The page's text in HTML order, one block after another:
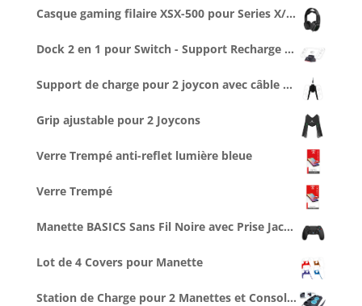
Casque gaming filaire XSX-500 pour Series X/S (compatible PS5, Switch...)
Dock 2 en 1 pour Switch - Support Recharge + Connexion vidéo TV
Support de charge pour 2 joycon avec câble type C de 2,5 m
Grip ajustable pour 2 Joycons
Verre Trempé anti-reflet lumière bleue
Verre Trempé
Manette BASICS Sans Fil Noire avec Prise Jack pour casque
Lot de 4 Covers pour Manette
Station de Charge pour 2 Manettes et Console, Ventilée